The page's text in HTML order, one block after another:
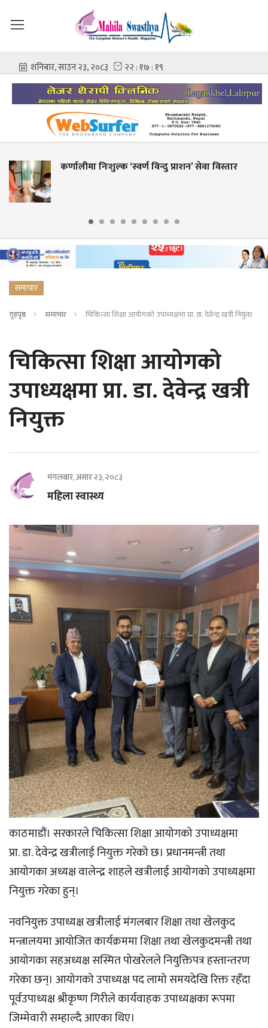
‘स्वर्ण विन्दु प्राशन’ सेवा विस्तार
शहीद
समाचार
गृहपृष्ठ समाचार चिकित्सा शिक्षा आयोगको उपाध्यक्षमा प्रा. डा. देवेन्द्र खत्री नियुक्त
चिकित्सा शिक्षा आयोगको
उपाध्यक्षमा प्रा. डा. देवेन्द्र खत्री
नियुक्त
मंगलबार, असार २३, २०८३
महिला स्वास्थ्य
काठमाडौं। सरकारले चिकित्सा शिक्षा आयोगको उपाध्यक्षमा
प्रा. डा. देवेन्द्र खत्रीलाई नियुक्त गरेको छ। प्रधानमन्त्री तथा
आयोगका अध्यक्ष वालेन्द्र शाहले खत्रीलाई आयोगको उपाध्यक्षमा
नियुक्त गरेका हुन्।
नवनियुक्त उपाध्यक्ष खत्रीलाई मंगलबार शिक्षा तथा खेलकुद
मन्त्रालयमा आयोजित कार्यक्रममा शिक्षा तथा खेलकुदमन्त्री तथा
आयोगका सहअध्यक्ष सस्मित पोखरेलले नियुक्तिपत्र हस्तान्तरण
गरेका छन्। आयोगको उपाध्यक्ष पद लामो समयदेखि रिक्त रहँदा
पूर्वउपाध्यक्ष श्रीकृष्ण गिरीले कार्यवाहक उपाध्यक्षका रूपमा
जिम्मेवारी सम्हाल्दै आएका थिए।